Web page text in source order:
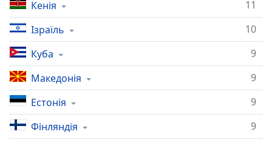
Кенія
11
Ізраїль
10
Куба
9
Македонія
9
Естонія
9
Фінляндія
9